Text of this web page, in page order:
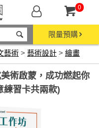
0
限量預購
藝術 > 藝術設計 > 繪畫
術啟蒙，成功燃起你
練習卡共兩款)